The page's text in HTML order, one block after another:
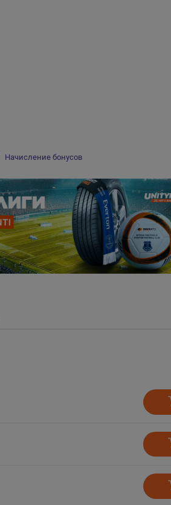
Начисление бонусов